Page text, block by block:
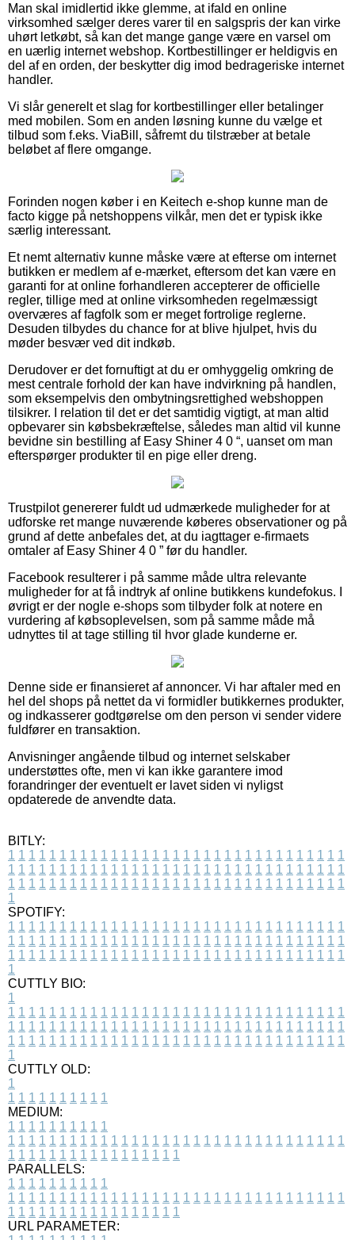
Man skal imidlertid ikke glemme, at ifald en online
virksomhed sælger deres varer til en salgspris der kan virke
uhørt letkøbt, så kan det mange gange være en varsel om
en uærlig internet webshop. Kortbestillinger er heldigvis en
del af en orden, der beskytter dig imod bedrageriske internet
handler.
Vi slår generelt et slag for kortbestillinger eller betalinger
med mobilen. Som en anden løsning kunne du vælge et
tilbud som f.eks. ViaBill, såfremt du tilstræber at betale
beløbet af flere omgange.
Forinden nogen køber i en Keitech e-shop kunne man de
facto kigge på netshoppens vilkår, men det er typisk ikke
særlig interessant.
Et nemt alternativ kunne måske være at efterse om internet
butikken er medlem af e-mærket, eftersom det kan være en
garanti for at online forhandleren accepterer de officielle
regler, tillige med at online virksomheden regelmæssigt
overværes af fagfolk som er meget fortrolige reglerne.
Desuden tilbydes du chance for at blive hjulpet, hvis du
møder besvær ved dit indkøb.
Derudover er det fornuftigt at du er omhyggelig omkring de
mest centrale forhold der kan have indvirkning på handlen,
som eksempelvis den ombytningsrettighed webshoppen
tilsikrer. I relation til det er det samtidig vigtigt, at man altid
opbevarer sin købsbekræftelse, således man altid vil kunne
bevidne sin bestilling af Easy Shiner 4 0 “, uanset om man
efterspørger produkter til en pige eller dreng.
Trustpilot genererer fuldt ud udmærkede muligheder for at
udforske ret mange nuværende køberes observationer og på
grund af dette anbefales det, at du iagttager e-firmaets
omtaler af Easy Shiner 4 0 ” før du handler.
Facebook resulterer i på samme måde ultra relevante
muligheder for at få indtryk af online butikkens kundefokus. I
øvrigt er der nogle e-shops som tilbyder folk at notere en
vurdering af købsoplevelsen, som på samme måde må
udnyttes til at tage stilling til hvor glade kunderne er.
Denne side er finansieret af annoncer. Vi har aftaler med en
hel del shops på nettet da vi formidler butikkernes produkter,
og indkasserer godtgørelse om den person vi sender videre
fuldfører en transaktion.
Anvisninger angående tilbud og internet selskaber
understøttes ofte, men vi kan ikke garantere imod
forandringer der eventuelt er lavet siden vi nyligst
opdaterede de anvendte data.
BITLY:
1 1 1 1 1 1 1 1 1 1 1 1 1 1 1 1 1 1 1 1 1 1 1 1 1 1 1 1 1 1 1 1 1
1 1 1 1 1 1 1 1 1 1 1 1 1 1 1 1 1 1 1 1 1 1 1 1 1 1 1 1 1 1 1 1 1
1 1 1 1 1 1 1 1 1 1 1 1 1 1 1 1 1 1 1 1 1 1 1 1 1 1 1 1 1 1 1 1 1
1
SPOTIFY:
1 1 1 1 1 1 1 1 1 1 1 1 1 1 1 1 1 1 1 1 1 1 1 1 1 1 1 1 1 1 1 1 1
1 1 1 1 1 1 1 1 1 1 1 1 1 1 1 1 1 1 1 1 1 1 1 1 1 1 1 1 1 1 1 1 1
1 1 1 1 1 1 1 1 1 1 1 1 1 1 1 1 1 1 1 1 1 1 1 1 1 1 1 1 1 1 1 1 1
1
CUTTLY BIO:
1
1 1 1 1 1 1 1 1 1 1 1 1 1 1 1 1 1 1 1 1 1 1 1 1 1 1 1 1 1 1 1 1 1
1 1 1 1 1 1 1 1 1 1 1 1 1 1 1 1 1 1 1 1 1 1 1 1 1 1 1 1 1 1 1 1 1
1 1 1 1 1 1 1 1 1 1 1 1 1 1 1 1 1 1 1 1 1 1 1 1 1 1 1 1 1 1 1 1 1
1
CUTTLY OLD:
1
1 1 1 1 1 1 1 1 1 1
MEDIUM:
1 1 1 1 1 1 1 1 1 1
1 1 1 1 1 1 1 1 1 1 1 1 1 1 1 1 1 1 1 1 1 1 1 1 1 1 1 1 1 1 1 1 1
1 1 1 1 1 1 1 1 1 1 1 1 1 1 1 1 1
PARALLELS:
1 1 1 1 1 1 1 1 1 1
1 1 1 1 1 1 1 1 1 1 1 1 1 1 1 1 1 1 1 1 1 1 1 1 1 1 1 1 1 1 1 1 1
1 1 1 1 1 1 1 1 1 1 1 1 1 1 1 1 1
URL PARAMETER: